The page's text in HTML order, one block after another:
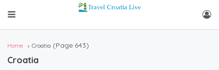
Home Croatia (Page 643)
Croatia